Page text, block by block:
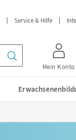
Service & Hilfe
Mein Konto